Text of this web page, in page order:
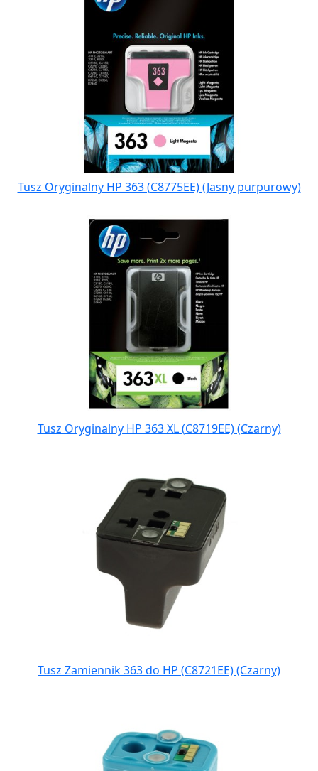
Tusz Oryginalny HP 363 (C8775EE) (Jasny purpurowy)
Tusz Oryginalny HP 363 XL (C8719EE) (Czarny)
Tusz Zamiennik 363 do HP (C8721EE) (Czarny)